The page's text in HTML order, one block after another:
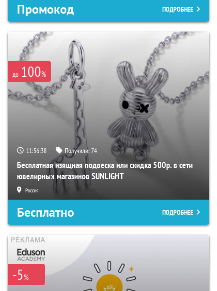
Промокод ПОДРОБНЕЕ
до 100%
11:56:37 Получили:74
Бесплатная изящная подвеска или скидка 500р. в сети
ювелирных магазинов SUNLIGHT
Россия
Бесплатно ПОДРОБНЕЕ
-5%